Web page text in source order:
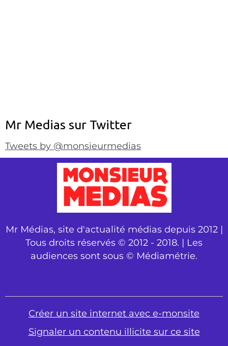
Mr Medias sur Twitter
Tweets by @monsieurmedias
Mr Médias, site d'actualité médias depuis 2012 |
Tous droits réservés © 2012 - 2018. | Les
audiences sont sous © Médiamétrie.
Créer un site internet avec e-monsite
Signaler un contenu illicite sur ce site